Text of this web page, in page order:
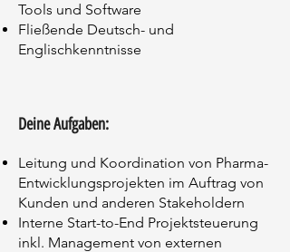
Tools und Software
Fließende Deutsch- und
Englischkenntnisse​
Deine Aufgaben:
Leitung und Koordination von Pharma-
Entwicklungsprojekten im Auftrag von
Kunden und anderen Stakeholdern
Interne Start-to-End Projektsteuerung
inkl. Management von externen